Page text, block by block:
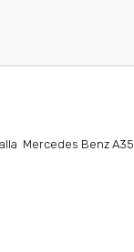
Mercedes Benz A35